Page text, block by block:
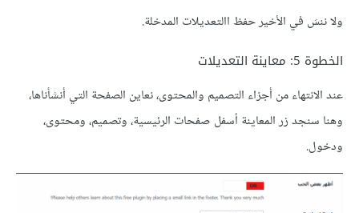
ولا ننسَ في الأخير حفظ االتعديلات المدخلة.
الخطوة 5: معاينة التعديلات
عند الانتهاء من أجزاء التصميم والمحتوى، نعاين الصفحة التي أنشأناها،
وهنا سنجد زر المعاينة أسفل صفحات الرئيسية، وتصميم، ومحتوى،
ودخول.